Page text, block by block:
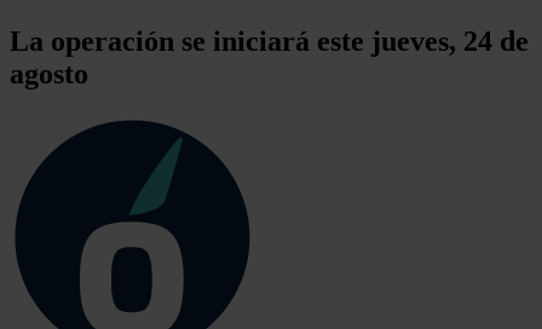
La operación se iniciará este jueves, 24 de
agosto